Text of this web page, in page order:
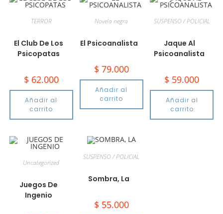
TERROR
El Club De Los
Psicopatas
$ 62.000
Añadir al
carrito
Novela negra
El Psicoanalista
$ 79.000
Añadir al
carrito
SUSPENSO / POLICIAL
Jaque Al
Psicoanalista
$ 59.000
Añadir al
carrito
Uncategorized
Juegos De
Ingenio
SUSPENSO / POLICIAL
Sombra, La
$ 55.000